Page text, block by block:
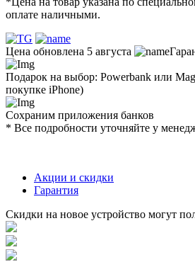
оплате наличными.
Цена обновлена 5 августа
Подарок на выбор: Powerbank или
покупке iPhone)
Сохраним приложения банков
* Все подробности уточняйте у
Акции и скидки
Гарантия
Скидки на новое устройство могут